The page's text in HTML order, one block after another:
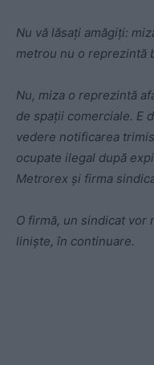
Nu vă lăsați amăgiți:
metrou nu o reprezintă
Nu, miza o reprezintă
de spații comerciale. E
vedere notificarea
ocupate ilegal după
Metrorex și firma
O firmă, un sindicat vor
liniște, în continuare.